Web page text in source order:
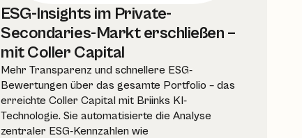
ESG-Insights im Private-
Secondaries-Markt erschließen –
mit Coller Capital
Mehr Transparenz und schnellere ESG-
Bewertungen über das gesamte Portfolio – das
erreichte Coller Capital mit Briinks KI-
Technologie. Sie automatisierte die Analyse
zentraler ESG-Kennzahlen wie